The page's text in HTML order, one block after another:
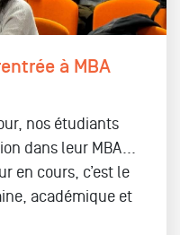
à MBA
nos étudiants
dans leur MBA...
en cours, c’est le
académique et